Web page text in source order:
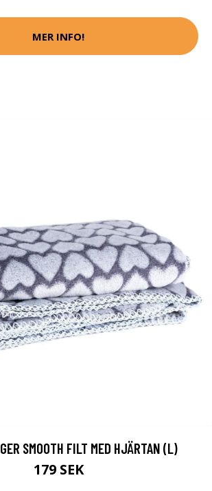
MER INFO!
SMOOTH FILT MED HJÄRTAN (L)
179 SEK